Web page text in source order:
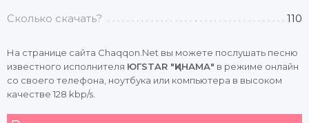
Сколько скачать? 110
На странице сайта Chaqqon.Net вы можете послушать песню
известного исполнителя ЮГSTAR "ҚИНАМА" в режиме онлайн
со своего телефона, ноутбука или компьютера в высоком
качестве 128 kbp/s.